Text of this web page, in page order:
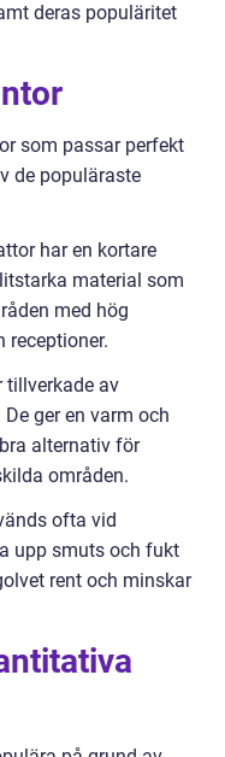
deras populäritet
som passar perfekt
de populäraste
har en kortare
material som
med hög
receptioner.
tillverkade av
ger en varm och
alternativ för
områden.
ofta vid
upp smuts och fukt
rent och minskar